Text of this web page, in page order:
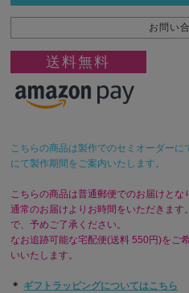
お問い
送料無料
こちらの商品は製作でのセミオーダー
にて製作期間をご案内いたします。
こちらの商品は普通郵便でのお届けとな
通常のお届けよりお時間をいただきま
で、予めご了承ください。
なお追跡可能な宅配便(送料 550円)をご
いいたします。
＊ ギフトラッピングについてはこちら